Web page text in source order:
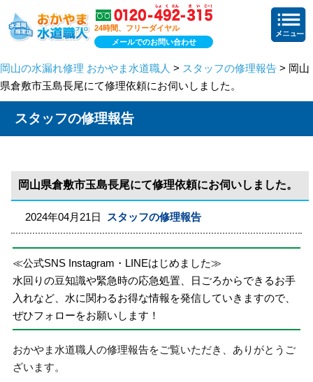
24時間、フリーダイヤル
メールでのお問い合わせ
岡山の水漏れ修理 おかやま水道職人 > スタッフの修理報告 > 岡山
県倉敷市玉島長尾にて修理依頼にお伺いしました。
スタッフの修理報告
岡山県倉敷市玉島長尾にて修理依頼にお伺いしました。
2024年04月21日 スタッフの修理報告
≪公式SNS Instagram・LINEはじめました≫
水回りの豆知識や緊急時の応急処置、日ごろからできるお手
入れなど、水に関わるお得な情報を発信していきますので、
ぜひフォローをお願いします！
おかやま水道職人の修理報告をご覧いただき、ありがとうご
ざいます。